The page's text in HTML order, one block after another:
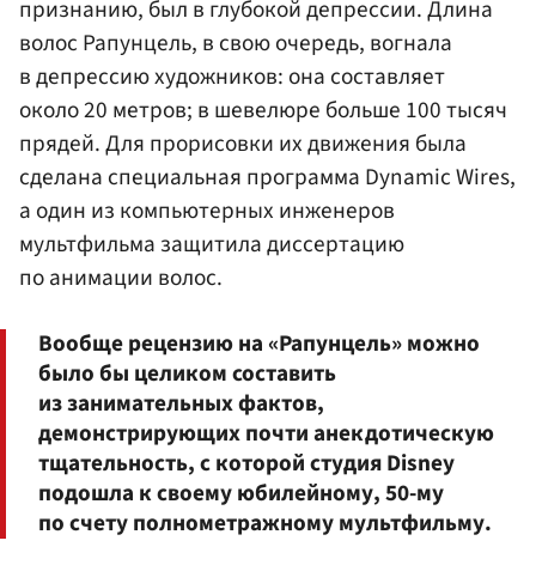
признанию, был в глубокой депрессии. Длина
волос Рапунцель, в свою очередь, вогнала
в депрессию художников: она составляет
около 20 метров; в шевелюре больше 100 тысяч
прядей. Для прорисовки их движения была
сделана специальная программа Dynamic Wires,
а один из компьютерных инженеров
мультфильма защитила диссертацию
по анимации волос.
Вообще рецензию на «Рапунцель» можно
было бы целиком составить
из занимательных фактов,
демонстрирующих почти анекдотическую
тщательность, с которой студия Disney
подошла к своему юбилейному, 50-му
по счету полнометражному мультфильму.